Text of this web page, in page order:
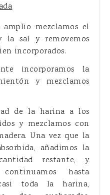
mezclamos el
la sal y removemos
incorporados.
incorporamos la
y mezclamos
de la harina a los
y mezclamos con
Una vez que la
añadimos la
restante, y
hasta
toda la harina,